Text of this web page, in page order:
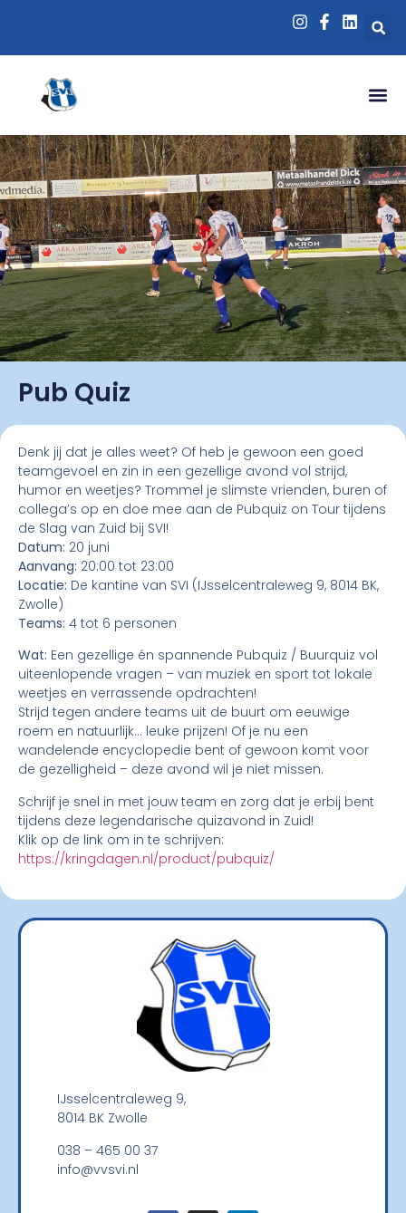
Pub Quiz
Denk jij dat je alles weet? Of heb je gewoon een goed
teamgevoel en zin in een gezellige avond vol strijd,
humor en weetjes? Trommel je slimste vrienden, buren of
collega’s op en doe mee aan de Pubquiz on Tour tijdens
de Slag van Zuid bij SVI!
Datum: 20 juni
Aanvang: 20:00 tot 23:00
Locatie: De kantine van SVI (IJsselcentraleweg 9, 8014 BK,
Zwolle)
Teams: 4 tot 6 personen
Wat: Een gezellige én spannende Pubquiz / Buurquiz vol
uiteenlopende vragen – van muziek en sport tot lokale
weetjes en verrassende opdrachten!
Strijd tegen andere teams uit de buurt om eeuwige
roem en natuurlijk… leuke prijzen! Of je nu een
wandelende encyclopedie bent of gewoon komt voor
de gezelligheid – deze avond wil je niet missen.
Schrijf je snel in met jouw team en zorg dat je erbij bent
tijdens deze legendarische quizavond in Zuid!
Klik op de link om in te schrijven:
https://kringdagen.nl/product/pubquiz/
IJsselcentraleweg 9,
8014 BK Zwolle
038 – 465 00 37
info@vvsvi.nl